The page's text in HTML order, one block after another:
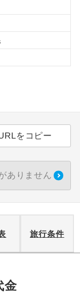
をコピー
ありません
旅行条件
金
だけるコースで
制限があるコース
定したコースで
2席利⽤できま